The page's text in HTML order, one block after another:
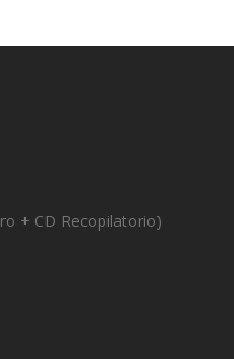
+ CD Recopilatorio)